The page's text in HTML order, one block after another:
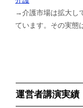
→介護市場は拡大し
ています。その実態
運営者講演実績